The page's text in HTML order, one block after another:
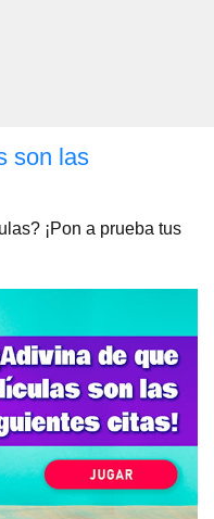
son las
¡Pon a prueba tus